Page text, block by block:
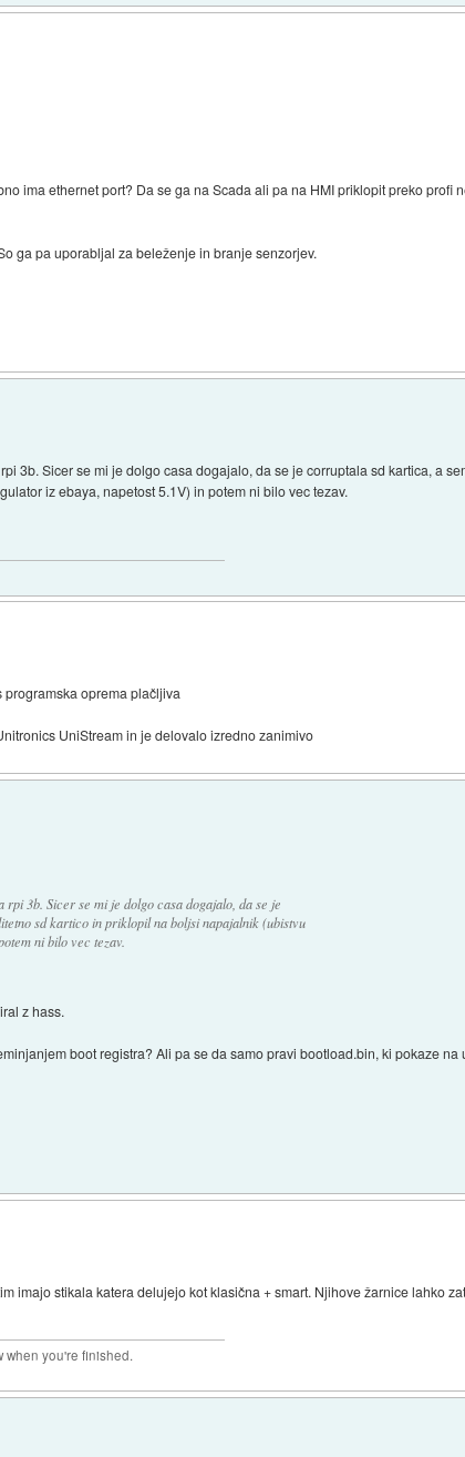
ima ethernet port? Da se ga na Scada ali pa na HMI priklopit preko profi
ga pa uporabljal za beleženje in branje senzorjev.
3b. Sicer se mi je dolgo casa dogajalo, da se je corruptala sd kartica, a
iz ebaya, napetost 5.1V) in potem ni bilo vec tezav.
oprema plačljiva
UniStream in je delovalo izredno zanimivo
3b. Sicer se mi je dolgo casa dogajalo, da se je
sd kartico in priklopil na boljsi napajalnik (ubistvu
ni bilo vec tezav.
z hass.
boot registra? Ali pa se da samo pravi bootload.bin, ki pokaze
imajo stikala katera delujejo kot klasična + smart. Njihove žarnice lahko
when you're finished.